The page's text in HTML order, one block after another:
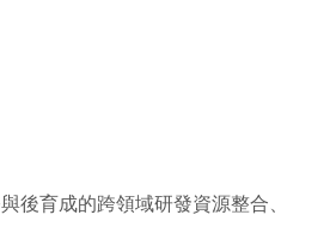
後育成的跨領域研發資源整合、